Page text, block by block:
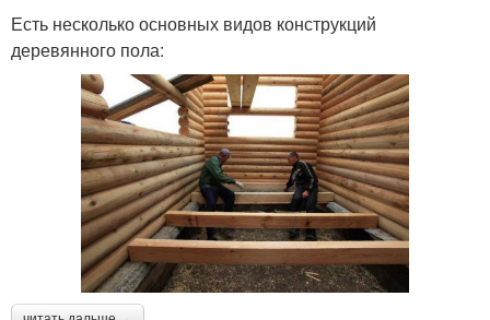
Есть несколько основных видов конструкций
деревянного пола: